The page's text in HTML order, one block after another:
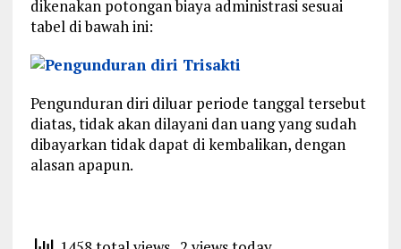
dikenakan potongan biaya administrasi sesuai
tabel di bawah ini:
Pengunduran diri diluar periode tanggal tersebut
diatas, tidak akan dilayani dan uang yang sudah
dibayarkan tidak dapat di kembalikan, dengan
alasan apapun.